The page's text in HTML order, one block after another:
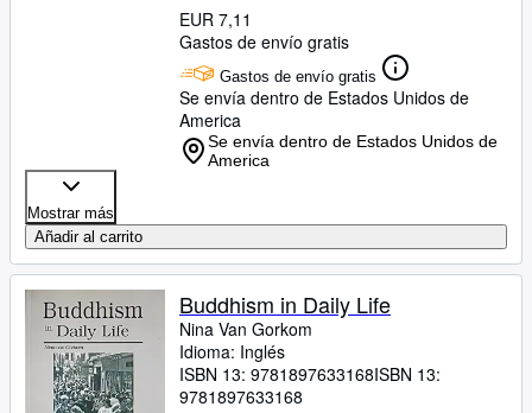
EUR 7,11
Gastos de envío gratis
Gastos de envío gratis
Se envía dentro de Estados Unidos de
America
Se envía dentro de Estados Unidos de
America
Mostrar más
Añadir al carrito
Buddhism in Daily Life
Nina Van Gorkom
Idioma: Inglés
ISBN 13: 9781897633168ISBN 13:
9781897633168